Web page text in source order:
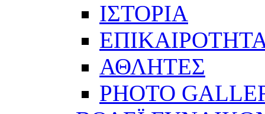
ΙΣΤΟΡΙΑ
ΑΘΛΗΤΕΣ
PHOTO